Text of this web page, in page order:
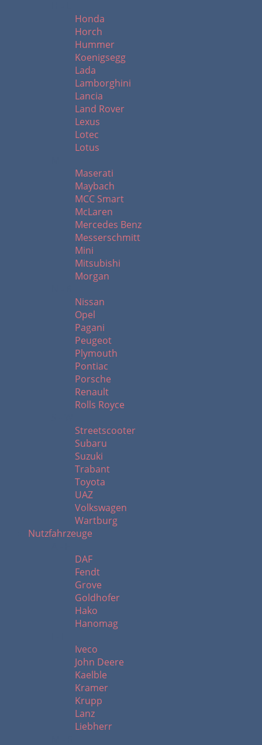
Honda
Horch
Hummer
Koenigsegg
Lada
Lamborghini
Lancia
Land Rover
Lexus
Lotec
Lotus
Maserati
Maybach
MCC Smart
McLaren
Mercedes Benz
Messerschmitt
Mini
Mitsubishi
Morgan
Nissan
Opel
Pagani
Peugeot
Plymouth
Pontiac
Porsche
Renault
Rolls Royce
Streetscooter
Subaru
Suzuki
Trabant
Toyota
UAZ
Volkswagen
Wartburg
Nutzfahrzeuge
DAF
Fendt
Grove
Goldhofer
Hako
Hanomag
Iveco
John Deere
Kaelble
Kramer
Krupp
Lanz
Liebherr